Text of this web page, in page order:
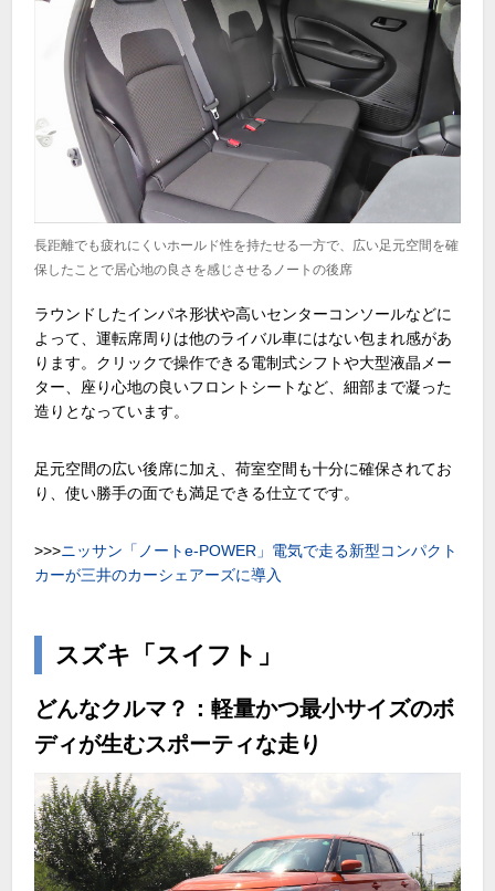
長距離でも疲れにくいホールド性を持たせる一方で、広い足元空間を確
保したことで居心地の良さを感じさせるノートの後席
ラウンドしたインパネ形状や高いセンターコンソールなどに
よって、運転席周りは他のライバル車にはない包まれ感があ
ります。クリックで操作できる電制式シフトや大型液晶メー
ター、座り心地の良いフロントシートなど、細部まで凝った
造りとなっています。
足元空間の広い後席に加え、荷室空間も十分に確保されてお
り、使い勝手の面でも満足できる仕立てです。
>>>ニッサン「ノートe-POWER」電気で走る新型コンパクト
カーが三井のカーシェアーズに導入
スズキ「スイフト」
どんなクルマ？：軽量かつ最小サイズのボ
ディが生むスポーティな走り